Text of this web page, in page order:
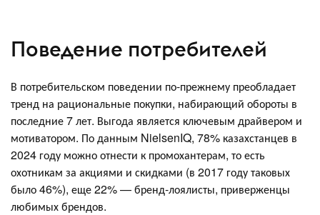
Поведение потребителей
В потребительском поведении по-прежнему преобладает
тренд на рациональные покупки, набирающий обороты в
последние 7 лет. Выгода является ключевым драйвером и
мотиватором. По данным NielsenIQ, 78% казахстанцев в
2024 году можно отнести к промохантерам, то есть
охотникам за акциями и скидками (в 2017 году таковых
было 46%), еще 22% — бренд-лоялисты, приверженцы
любимых брендов.